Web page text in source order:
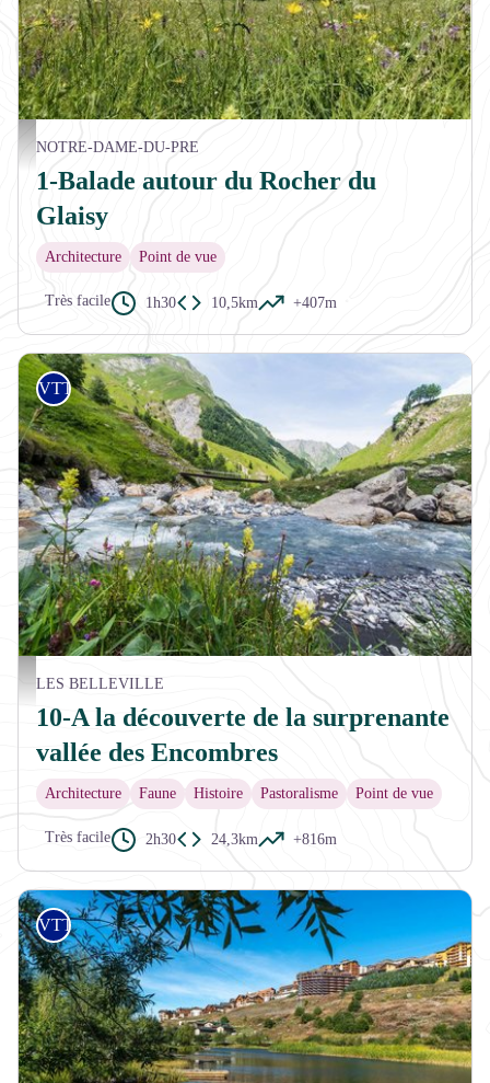
Village Notre-Dame-du-Pré - aptv_redac
NOTRE-DAME-DU-PRE
1-Balade autour du Rocher du
Glaisy
Architecture Point de vue
Très facile 1h30 10,5km +407m
Torrent des Encombres - Viencent Lottenbarg
VTT
LES BELLEVILLE
10-A la découverte de la surprenante
vallée des Encombres
Architecture Faune Histoire Pastoralisme Point de vue
Très facile 2h30 24,3km +816m
VTT